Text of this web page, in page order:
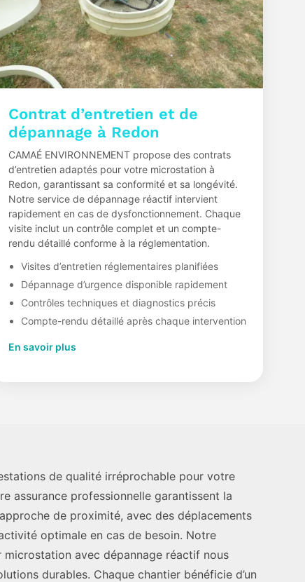
Contrat d’entretien et de
dépannage à Redon
CAMAÉ ENVIRONNEMENT propose des contrats
d’entretien adaptés pour votre microstation à
Redon, garantissant sa conformité et sa longévité.
Notre service de dépannage réactif intervient
rapidement en cas de dysfonctionnement. Chaque
visite inclut un contrôle complet et un compte-
rendu détaillé conforme à la réglementation.
Visites d’entretien réglementaires planifiées
Dépannage d’urgence disponible rapidement
Contrôles techniques et diagnostics précis
Compte-rendu détaillé après chaque intervention
En savoir plus
de qualité irréprochable pour votre
assurance professionnelle garantissent la
de proximité, avec des déplacements
optimale en cas de besoin. Notre
microstation avec dépannage réactif nous
durables. Chaque chantier bénéficie d’un